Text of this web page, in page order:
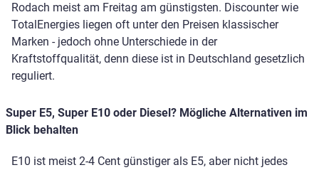
Rodach meist am Freitag am günstigsten. Discounter wie
TotalEnergies liegen oft unter den Preisen klassischer
Marken - jedoch ohne Unterschiede in der
Kraftstoffqualität, denn diese ist in Deutschland gesetzlich
reguliert.
Super E5, Super E10 oder Diesel? Mögliche Alternativen im
Blick behalten
E10 ist meist 2-4 Cent günstiger als E5, aber nicht jedes